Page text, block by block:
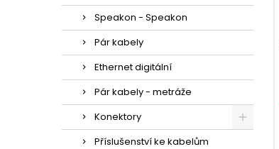
Speakon - Speakon
Pár kabely
Ethernet digitální
Pár kabely - metráže
Konektory
Příslušenství ke kabelům